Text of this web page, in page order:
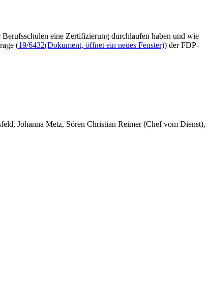
eine Zertifizierung durchlaufen haben und wie
(19/6432(Dokument, öffnet ein neues Fenster)) der FDP-
Johanna Metz, Sören Christian Reimer (Chef vom Dienst),